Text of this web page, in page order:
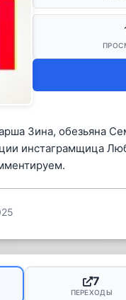
Зина, обезьяна
инстаграмщица
7
ПЕРЕХОДЫ